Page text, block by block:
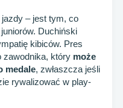
jazdy – jest tym, co
Duchiński
kibiców. Pres
zawodnika, który może
medale, zwłaszcza jeśli
rywalizować w play-